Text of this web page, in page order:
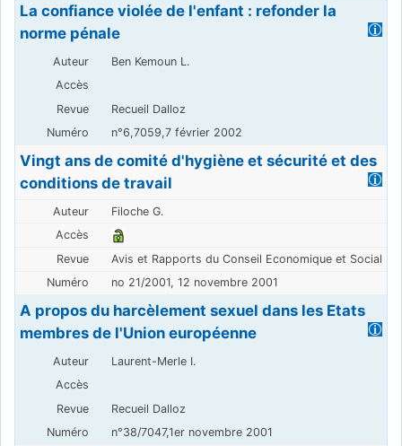
La confiance violée de l'enfant : refonder la
norme pénale
Ben Kemoun L.
Recueil Dalloz
n°6,7059,7 février 2002
Vingt ans de comité d'hygiène et sécurité et des
conditions de travail
Filoche G.
Avis et Rapports du Conseil Economique et Social
no 21/2001, 12 novembre 2001
A propos du harcèlement sexuel dans les Etats
membres de l'Union européenne
Laurent-Merle I.
Recueil Dalloz
n°38/7047,1er novembre 2001